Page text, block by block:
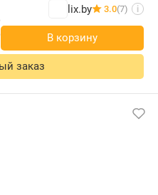
lix.by 3.0(7) i
В корзину
заказ